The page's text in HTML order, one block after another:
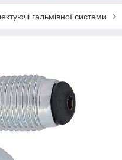
гальмівної системи